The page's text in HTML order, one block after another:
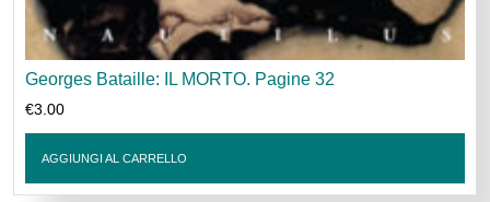
Georges Bataille: IL MORTO. Pagine 32
€3.00
AGGIUNGI AL CARRELLO